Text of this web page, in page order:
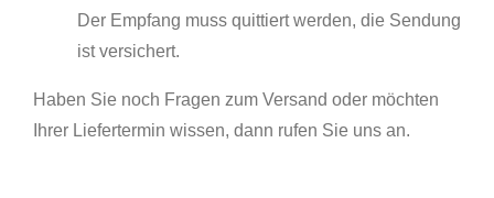
Der Empfang muss quittiert werden, die Sendung
ist versichert.
Haben Sie noch Fragen zum Versand oder möchten
Ihrer Liefertermin wissen, dann rufen Sie uns an.